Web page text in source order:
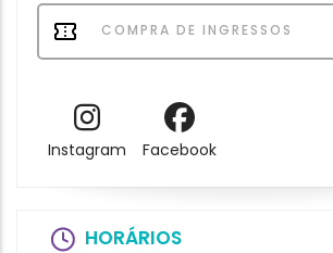
COMPRA DE INGRESSOS
Instagram Facebook
HORÁRIOS